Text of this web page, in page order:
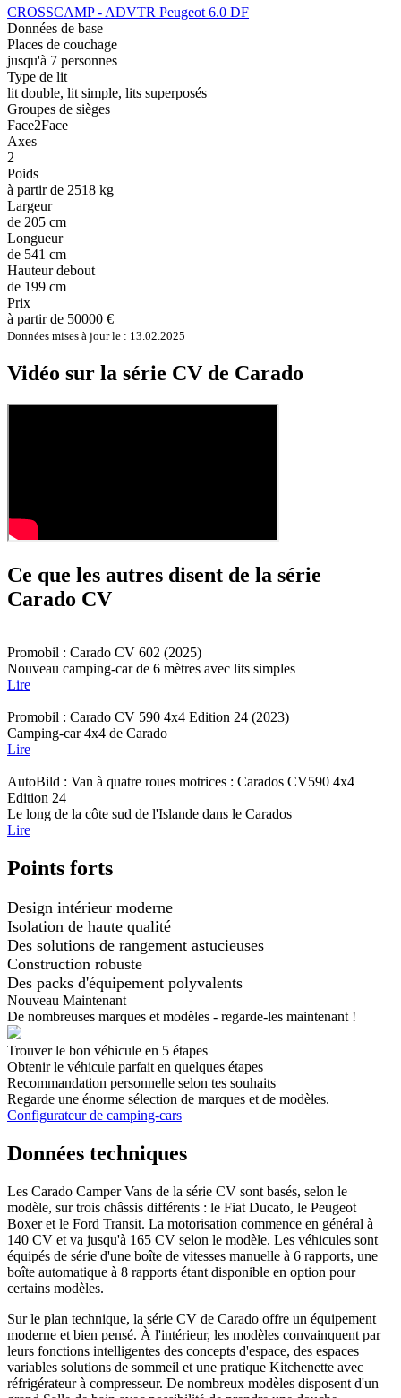
CROSSCAMP - ADVTR Peugeot 6.0 DF
Données de base
Places de couchage
jusqu'à 7 personnes
Type de lit
lit double, lit simple, lits superposés
Groupes de sièges
Face2Face
Axes
2
Poids
à partir de 2518 kg
Largeur
de 205 cm
Longueur
de 541 cm
Hauteur debout
de 199 cm
Prix
à partir de 50000 €
Données mises à jour le : 13.02.2025
Vidéo sur la série CV de Carado
Ce que les autres disent de la série
Carado CV
Promobil : Carado CV 602 (2025)
Nouveau camping-car de 6 mètres avec lits simples
Lire
Promobil : Carado CV 590 4x4 Edition 24 (2023)
Camping-car 4x4 de Carado
Lire
AutoBild : Van à quatre roues motrices : Carados CV590 4x4
Edition 24
Le long de la côte sud de l'Islande dans le Carados
Lire
Points forts
Design intérieur moderne
Isolation de haute qualité
Des solutions de rangement astucieuses
Construction robuste
Des packs d'équipement polyvalents
Nouveau Maintenant
De nombreuses marques et modèles - regarde-les maintenant !
Trouver le bon véhicule en 5 étapes
Obtenir le véhicule parfait en quelques étapes
Recommandation personnelle selon tes souhaits
Regarde une énorme sélection de marques et de modèles.
Configurateur de camping-cars
Données techniques
Les Carado Camper Vans de la série CV sont basés, selon le
modèle, sur trois châssis différents : le Fiat Ducato, le Peugeot
Boxer et le Ford Transit. La motorisation commence en général à
140 CV et va jusqu'à 165 CV selon le modèle. Les véhicules sont
équipés de série d'une boîte de vitesses manuelle à 6 rapports, une
boîte automatique à 8 rapports étant disponible en option pour
certains modèles.
Sur le plan technique, la série CV de Carado offre un équipement
moderne et bien pensé. À l'intérieur, les modèles convainquent par
leurs fonctions intelligentes des concepts d'espace, des espaces
variables solutions de sommeil et une pratique Kitchenette avec
réfrigérateur à compresseur. De nombreux modèles disposent d'un